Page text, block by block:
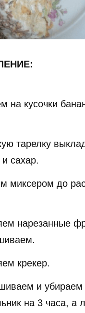
на кусочки
тарелку
сахар.
миксером до
нарезанные
крекер.
и убираем
на 3 часа, а